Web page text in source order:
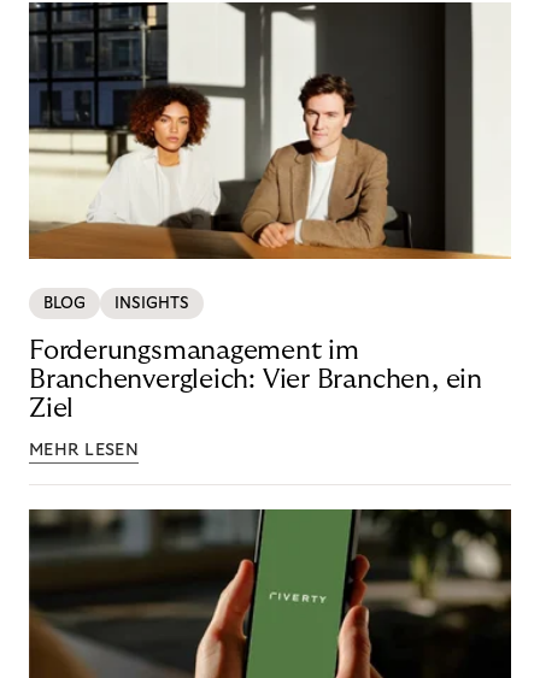
BLOG INSIGHTS
Forderungsmanagement im
Branchenvergleich: Vier Branchen, ein
Ziel
MEHR LESEN